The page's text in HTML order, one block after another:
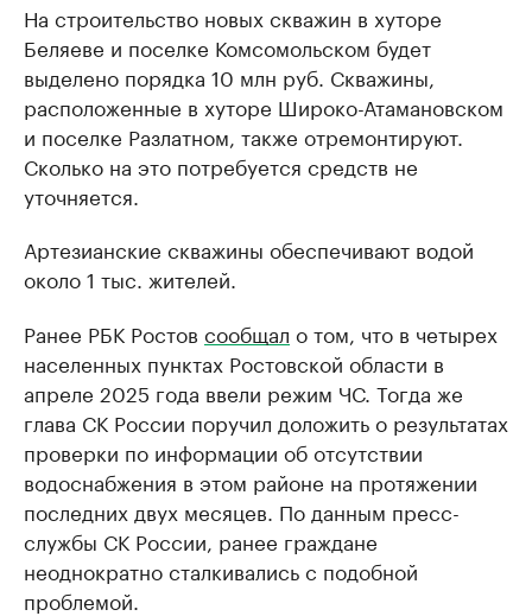
На строительство новых скважин в хуторе
Беляеве и поселке Комсомольском будет
выделено порядка 10 млн руб. Скважины,
расположенные в хуторе Широко-Атамановском
и поселке Разлатном, также отремонтируют.
Сколько на это потребуется средств не
уточняется.
Артезианские скважины обеспечивают водой
около 1 тыс. жителей.
Ранее РБК Ростов сообщал о том, что в четырех
населенных пунктах Ростовской области в
апреле 2025 года ввели режим ЧС. Тогда же
глава СК России поручил доложить о результатах
проверки по информации об отсутствии
водоснабжения в этом районе на протяжении
последних двух месяцев. По данным пресс-
службы СК России, ранее граждане
неоднократно сталкивались с подобной
проблемой.